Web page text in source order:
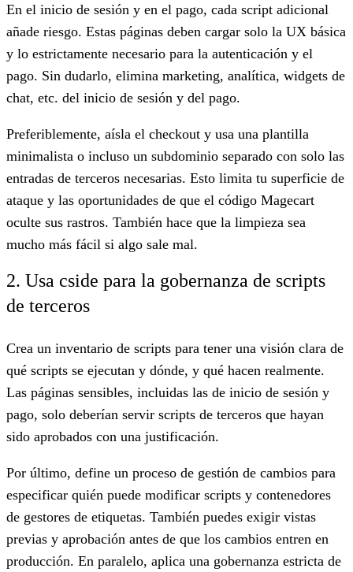
En el inicio de sesión y en el pago, cada script adicional
añade riesgo. Estas páginas deben cargar solo la UX básica
y lo estrictamente necesario para la autenticación y el
pago. Sin dudarlo, elimina marketing, analítica, widgets de
chat, etc. del inicio de sesión y del pago.
Preferiblemente, aísla el checkout y usa una plantilla
minimalista o incluso un subdominio separado con solo las
entradas de terceros necesarias. Esto limita tu superficie de
ataque y las oportunidades de que el código Magecart
oculte sus rastros. También hace que la limpieza sea
mucho más fácil si algo sale mal.
2. Usa cside para la gobernanza de scripts
de terceros
Crea un inventario de scripts para tener una visión clara de
qué scripts se ejecutan y dónde, y qué hacen realmente.
Las páginas sensibles, incluidas las de inicio de sesión y
pago, solo deberían servir scripts de terceros que hayan
sido aprobados con una justificación.
Por último, define un proceso de gestión de cambios para
especificar quién puede modificar scripts y contenedores
de gestores de etiquetas. También puedes exigir vistas
previas y aprobación antes de que los cambios entren en
producción. En paralelo, aplica una gobernanza estricta de